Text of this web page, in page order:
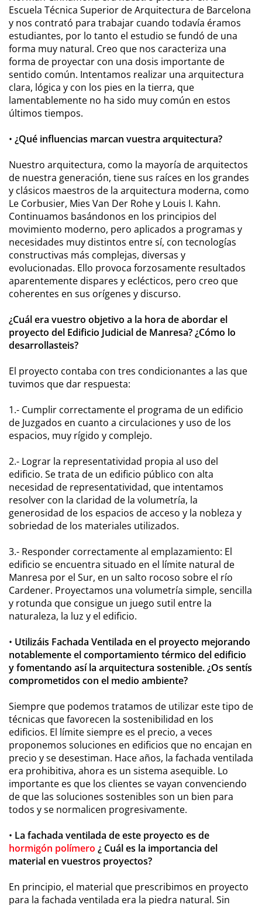
Escuela Técnica Superior de Arquitectura de Barcelona
y nos contrató para trabajar cuando todavía éramos
estudiantes, por lo tanto el estudio se fundó de una
forma muy natural. Creo que nos caracteriza una
forma de proyectar con una dosis importante de
sentido común. Intentamos realizar una arquitectura
clara, lógica y con los pies en la tierra, que
lamentablemente no ha sido muy común en estos
últimos tiempos.
• ¿Qué influencias marcan vuestra arquitectura?
Nuestro arquitectura, como la mayoría de arquitectos
de nuestra generación, tiene sus raíces en los grandes
y clásicos maestros de la arquitectura moderna, como
Le Corbusier, Mies Van Der Rohe y Louis I. Kahn.
Continuamos basándonos en los principios del
movimiento moderno, pero aplicados a programas y
necesidades muy distintos entre sí, con tecnologías
constructivas más complejas, diversas y
evolucionadas. Ello provoca forzosamente resultados
aparentemente dispares y eclécticos, pero creo que
coherentes en sus orígenes y discurso.
¿Cuál era vuestro objetivo a la hora de abordar el
proyecto del Edificio Judicial de Manresa? ¿Cómo lo
desarrollasteis?
El proyecto contaba con tres condicionantes a las que
tuvimos que dar respuesta:
1.- Cumplir correctamente el programa de un edificio
de Juzgados en cuanto a circulaciones y uso de los
espacios, muy rígido y complejo.
2.- Lograr la representatividad propia al uso del
edificio. Se trata de un edificio público con alta
necesidad de representatividad, que intentamos
resolver con la claridad de la volumetría, la
generosidad de los espacios de acceso y la nobleza y
sobriedad de los materiales utilizados.
3.- Responder correctamente al emplazamiento: El
edificio se encuentra situado en el límite natural de
Manresa por el Sur, en un salto rocoso sobre el río
Cardener. Proyectamos una volumetría simple, sencilla
y rotunda que consigue un juego sutil entre la
naturaleza, la luz y el edificio.
• Utilizáis Fachada Ventilada en el proyecto mejorando
notablemente el comportamiento térmico del edificio
y fomentando así la arquitectura sostenible. ¿Os sentís
comprometidos con el medio ambiente?
Siempre que podemos tratamos de utilizar este tipo de
técnicas que favorecen la sostenibilidad en los
edificios. El límite siempre es el precio, a veces
proponemos soluciones en edificios que no encajan en
precio y se desestiman. Hace años, la fachada ventilada
era prohibitiva, ahora es un sistema asequible. Lo
importante es que los clientes se vayan convenciendo
de que las soluciones sostenibles son un bien para
todos y se normalicen progresivamente.
• La fachada ventilada de este proyecto es de
hormigón polímero ¿ Cuál es la importancia del
material en vuestros proyectos?
En principio, el material que prescribimos en proyecto
para la fachada ventilada era la piedra natural. Sin